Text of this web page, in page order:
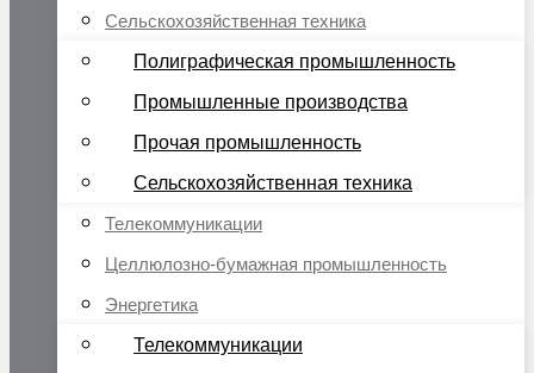
Сельскохозяйственная техника
Полиграфическая промышленность
Промышленные производства
Прочая промышленность
Сельскохозяйственная техника
Телекоммуникации
Целлюлозно-бумажная промышленность
Энергетика
Телекоммуникации